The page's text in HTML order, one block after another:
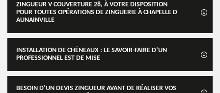
ZINGUEUR V COUVERTURE 28, À VOTRE DISPOSITION
POUR TOUTES OPÉRATIONS DE ZINGUERIE À CHAPELLE D
AUNAINVILLE
INSTALLATION DE CHÊNEAUX : LE SAVOIR-FAIRE D’UN
PROFESSIONNEL EST DE MISE
BESOIN D’UN DEVIS ZINGUEUR AVANT DE RÉALISER VOS